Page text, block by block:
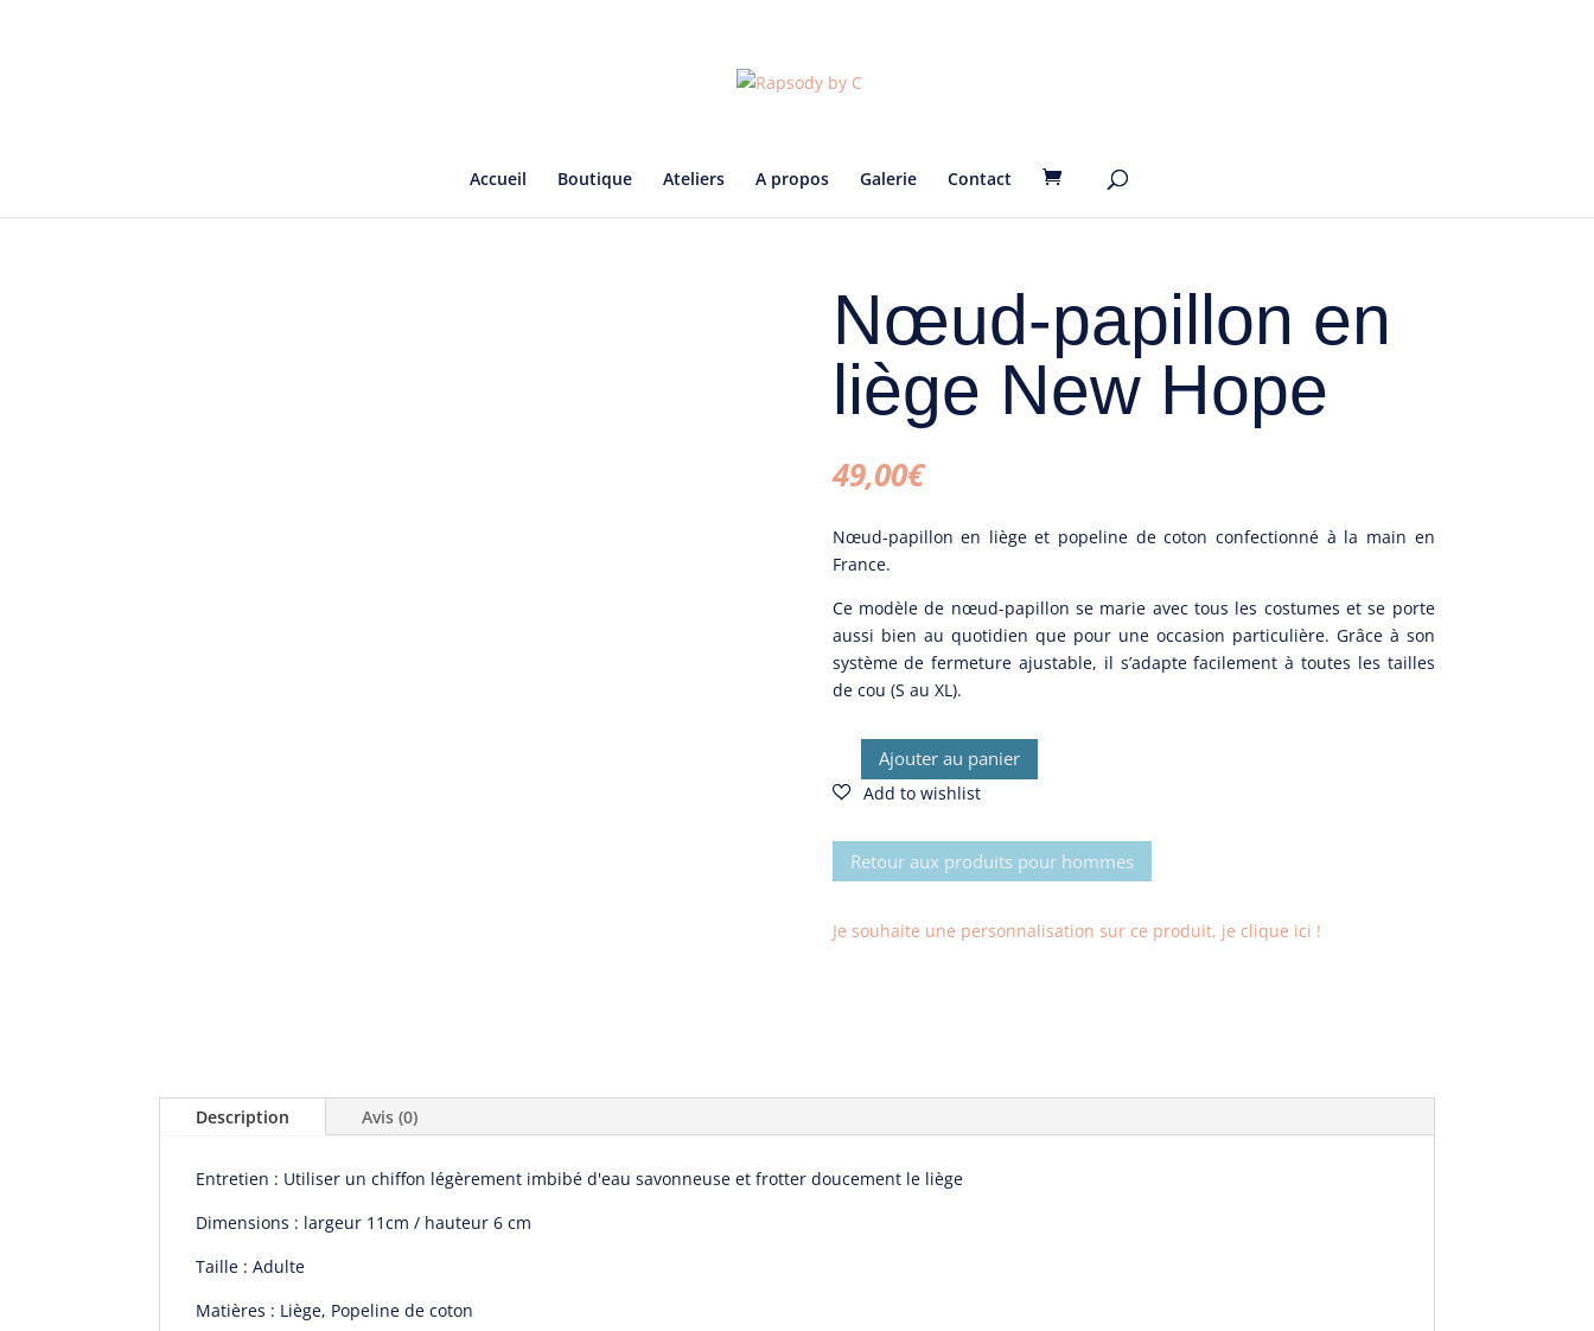
Accueil Boutique Ateliers A propos Galerie Contact
Nœud-papillon en
liège New Hope
49,00€
Nœud-papillon en liège et popeline de coton confectionné à la main en
France.
Ce modèle de nœud-papillon se marie avec tous les costumes et se porte
aussi bien au quotidien que pour une occasion particulière. Grâce à son
système de fermeture ajustable, il s’adapte facilement à toutes les tailles
de cou (S au XL).
quantité
de
papillon
en
New
Ajouter au panier
Retour aux produits pour hommes
Je souhaite une personnalisation sur ce produit, je clique ici !
Description Avis (0)
Entretien : Utiliser un chiffon légèrement imbibé d'eau savonneuse et frotter doucement le liège
Dimensions : largeur 11cm / hauteur 6 cm
Taille : Adulte
Matières : Liège, Popeline de coton